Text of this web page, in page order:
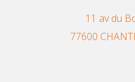
11 av du
77600